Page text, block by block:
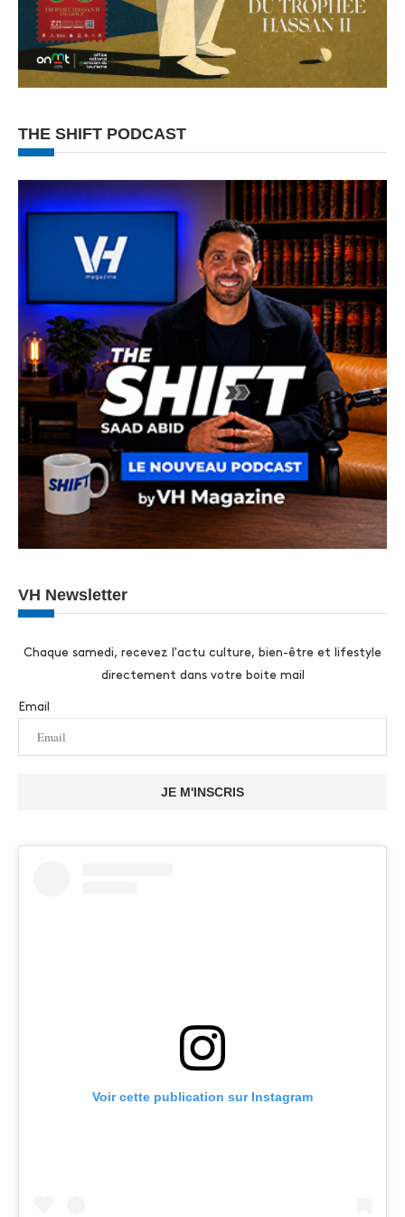
THE SHIFT PODCAST
VH Newsletter
Chaque samedi, recevez l'actu culture, bien-être et lifestyle
directement dans votre boite mail
Email
JE M'INSCRIS
Voir cette publication sur Instagram